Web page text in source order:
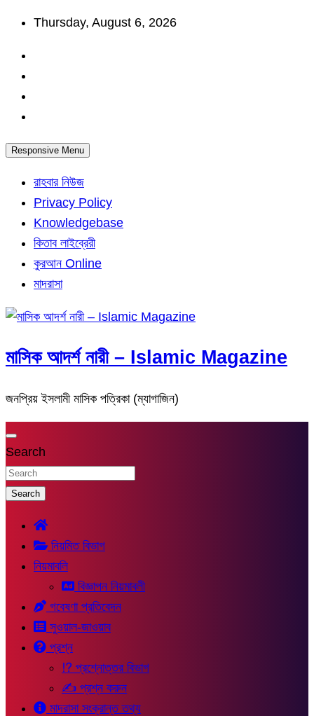
Skip
content
Thursday, August 6, 2026
Responsive Menu
রাহবার নিউজ
Privacy Policy
Knowledgebase
কিতাব লাইব্রেরী
কুরআন Online
মাদরাসা
মাসিক আদর্শ নারী – Islamic Magazine
জনপ্রিয় ইসলামী মাসিক পত্রিকা (ম্যাগাজিন)
Search
Search
নিয়মিত বিভাগ
নিয়মাবলি
বিজ্ঞাপন নিয়মাবলী
গবেষণা প্রতিবেদন
সুওয়াল-জাওয়াব
প্রশ্ন
⁉ প্রশ্নোত্তর বিভাগ
✍ প্রশ্ন করুন
মাদরাসা সংক্রান্ত তথ্য